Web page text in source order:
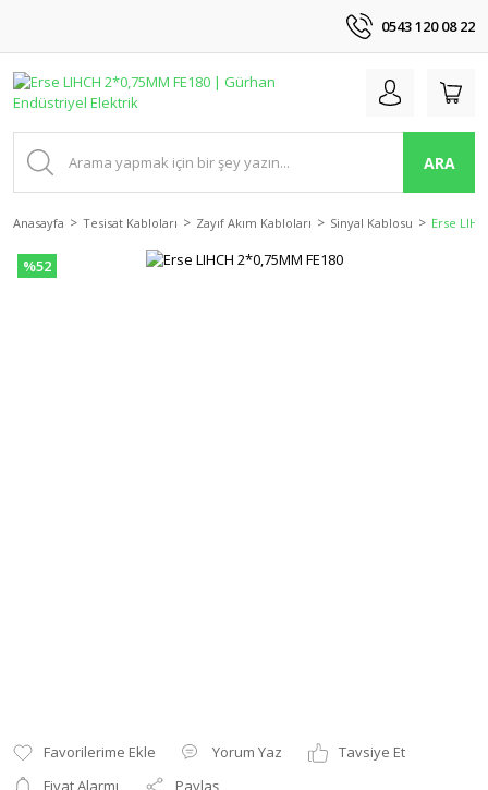
0543 120 08 22
ARA
Anasayfa Tesisat Kabloları Zayıf Akım Kabloları Sinyal Kablosu Erse
%52
Yorum Yaz
Tavsiye Et
Fiyat Alarmı
Paylaş